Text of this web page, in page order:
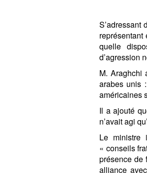
S’adressant
représentant
quelle
d’agression
M. Araghchi
arabes unis
américaines
Il a ajouté
n’avait agi
Le ministre
« conseils
présence de
alliance